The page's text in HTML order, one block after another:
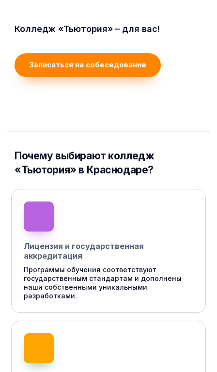
Колледж «Тьютория» – для вас!
Записаться на собеседование
Почему выбирают колледж
«Тьютория» в Краснодаре?
Лицензия и государственная
аккредитация
Программы обучения соответствуют
государственным стандартам и дополнены
наши собственными уникальными
разработками.